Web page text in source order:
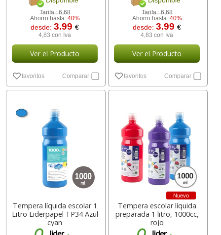
Tarifa :6,68
Ahorro hasta: 40%
desde:3.99€
4,83 con Iva
Ver el Producto
favoritos Comparar
Tarifa :6,68
Ahorro hasta: 40%
desde:3.99€
4,83 con Iva
Ver el Producto
favoritos Comparar
Tempera líquida escolar 1
Litro Liderpapel TP34 Azul
cyan
Nuevo
Tempera escolar líquida
preparada 1 litro, 1000cc,
rojo